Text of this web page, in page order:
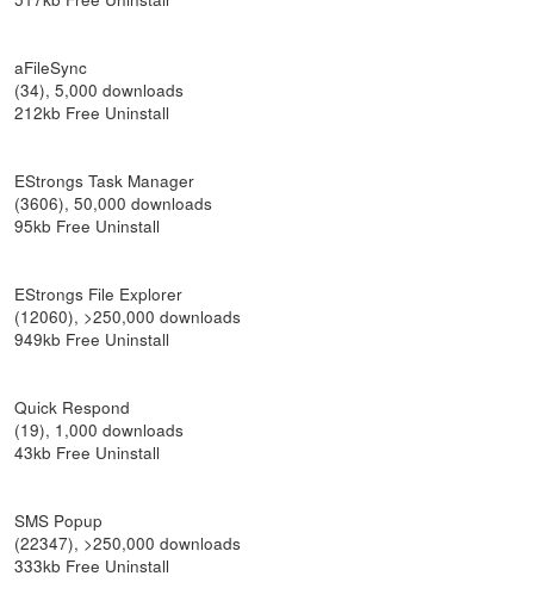
aFileSync
(34), 5,000 downloads
212kb Free Uninstall
EStrongs Task Manager
(3606), 50,000 downloads
95kb Free Uninstall
EStrongs File Explorer
(12060), >250,000 downloads
949kb Free Uninstall
Quick Respond
(19), 1,000 downloads
43kb Free Uninstall
SMS Popup
(22347), >250,000 downloads
333kb Free Uninstall